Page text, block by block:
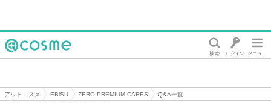
アットコスメ EBiSU ZERO PREMIUM CARES
Q&A一覧